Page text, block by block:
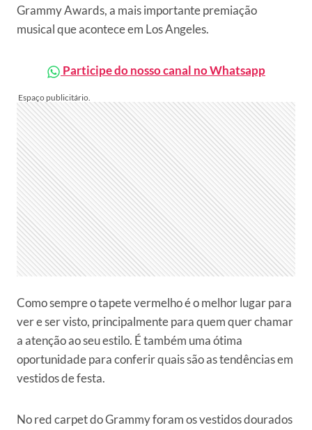
Grammy Awards, a mais importante premiação
musical que acontece em Los Angeles.
Participe do nosso canal no Whatsapp
Como sempre o tapete vermelho é o melhor lugar para
ver e ser visto, principalmente para quem quer chamar
a atenção ao seu estilo. É também uma ótima
oportunidade para conferir quais são as tendências em
vestidos de festa.
No red carpet do Grammy foram os vestidos dourados